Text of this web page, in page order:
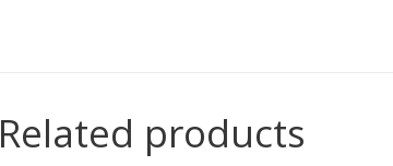
Related products